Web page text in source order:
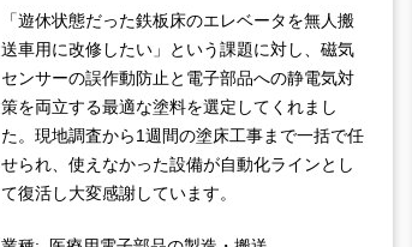
「遊休状態だった鉄板床のエレベータを無人搬
送車用に改修したい」という課題に対し、磁気
センサーの誤作動防止と電子部品への静電気対
策を両立する最適な塗料を選定してくれまし
た。現地調査から1週間の塗床工事まで一括で任
せられ、使えなかった設備が自動化ラインとし
て復活し大変感謝しています。